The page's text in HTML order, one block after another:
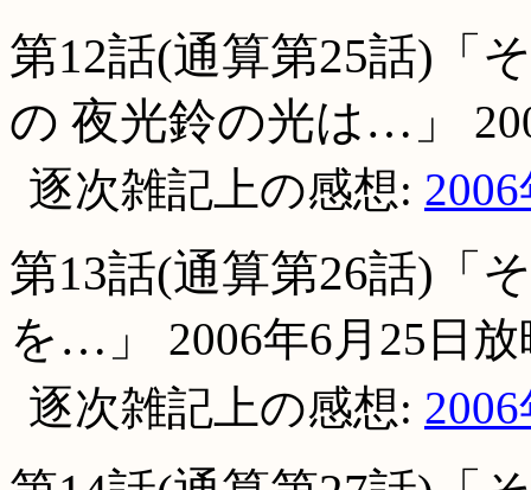
第12話(通算第25話)「
の 夜光鈴の光は…」
逐次雑記上の感想:
第13話(通算第26話)「
を…」
2006年6月25日放
逐次雑記上の感想: